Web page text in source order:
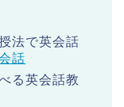
法で英会話
話
る英会話教